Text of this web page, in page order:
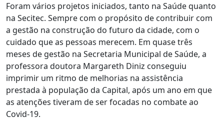
Foram vários projetos iniciados, tanto na Saúde quanto
na Secitec. Sempre com o propósito de contribuir com
a gestão na construção do futuro da cidade, com o
cuidado que as pessoas merecem. Em quase três
meses de gestão na Secretaria Municipal de Saúde, a
professora doutora Margareth Diniz conseguiu
imprimir um ritmo de melhorias na assistência
prestada à população da Capital, após um ano em que
as atenções tiveram de ser focadas no combate ao
Covid-19.